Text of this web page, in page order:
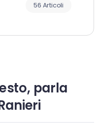
56 Articoli
parla